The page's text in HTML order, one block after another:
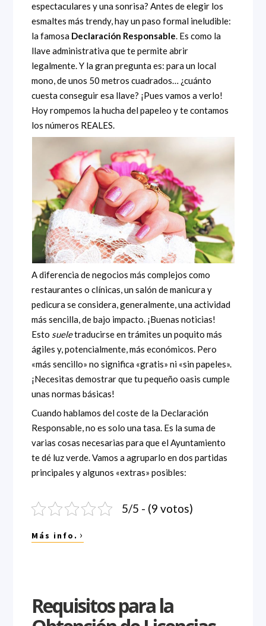
espectaculares y una sonrisa? Antes de elegir los
esmaltes más trendy, hay un paso formal ineludible:
la famosa Declaración Responsable. Es como la
llave administrativa que te permite abrir
legalmente. Y la gran pregunta es: para un local
mono, de unos 50 metros cuadrados… ¿cuánto
cuesta conseguir esa llave? ¡Pues vamos a verlo!
Hoy rompemos la hucha del papeleo y te contamos
los números REALES.
A diferencia de negocios más complejos como
restaurantes o clínicas, un salón de manicura y
pedicura se considera, generalmente, una actividad
más sencilla, de bajo impacto. ¡Buenas noticias!
Esto sueletraducirse en trámites un poquito más
ágiles y, potencialmente, más económicos. Pero
«más sencillo» no significa «gratis» ni «sin papeles».
¡Necesitas demostrar que tu pequeño oasis cumple
unas normas básicas!
Cuando hablamos del coste de la Declaración
Responsable, no es solo una tasa. Es la suma de
varias cosas necesarias para que el Ayuntamiento
te dé luz verde. Vamos a agruparlo en dos partidas
principales y algunos «extras» posibles:
5/5 - (9 votos)
Más info. ›
Requisitos para la